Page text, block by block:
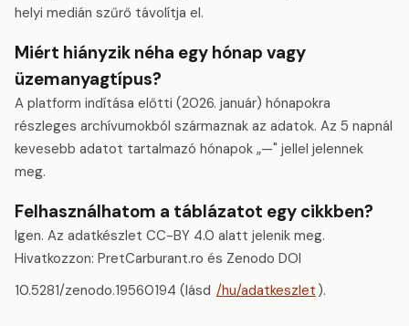
helyi medián szűrő távolítja el.
Miért hiányzik néha egy hónap vagy
üzemanyagtípus?
A platform indítása előtti (2026. január) hónapokra
részleges archívumokból származnak az adatok. Az 5 napnál
kevesebb adatot tartalmazó hónapok „—" jellel jelennek
meg.
Felhasználhatom a táblázatot egy cikkben?
Igen. Az adatkészlet CC-BY 4.0 alatt jelenik meg.
Hivatkozzon: PretCarburant.ro és Zenodo DOI
10.5281/zenodo.19560194 (lásd /hu/adatkeszlet ).